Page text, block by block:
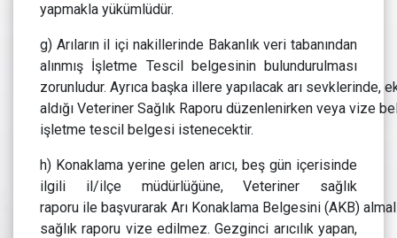
yapmakla yükümlüdür.
g) Arıların il içi nakillerinde Bakanlık veri tabanından
alınmış İşletme Tescil belgesinin bulundurulması
zorunludur. Ayrıca başka illere yapılacak arı sevklerinde,
aldığı Veteriner Sağlık Raporu düzenlenirken veya vize
işletme tescil belgesi istenecektir.
h) Konaklama yerine gelen arıcı, beş gün içerisinde
ilgili il/ilçe müdürlüğüne, Veteriner sağlık
raporu ile başvurarak Arı Konaklama Belgesini (AKB)
sağlık raporu vize edilmez. Gezginci arıcılık yapan,